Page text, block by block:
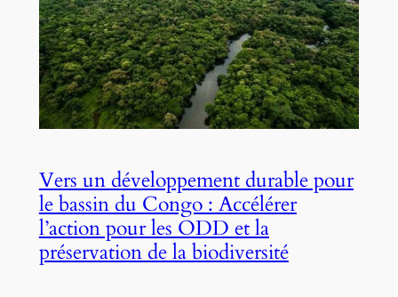
Vers un développement durable pour
le bassin du Congo : Accélérer
l’action pour les ODD et la
préservation de la biodiversité